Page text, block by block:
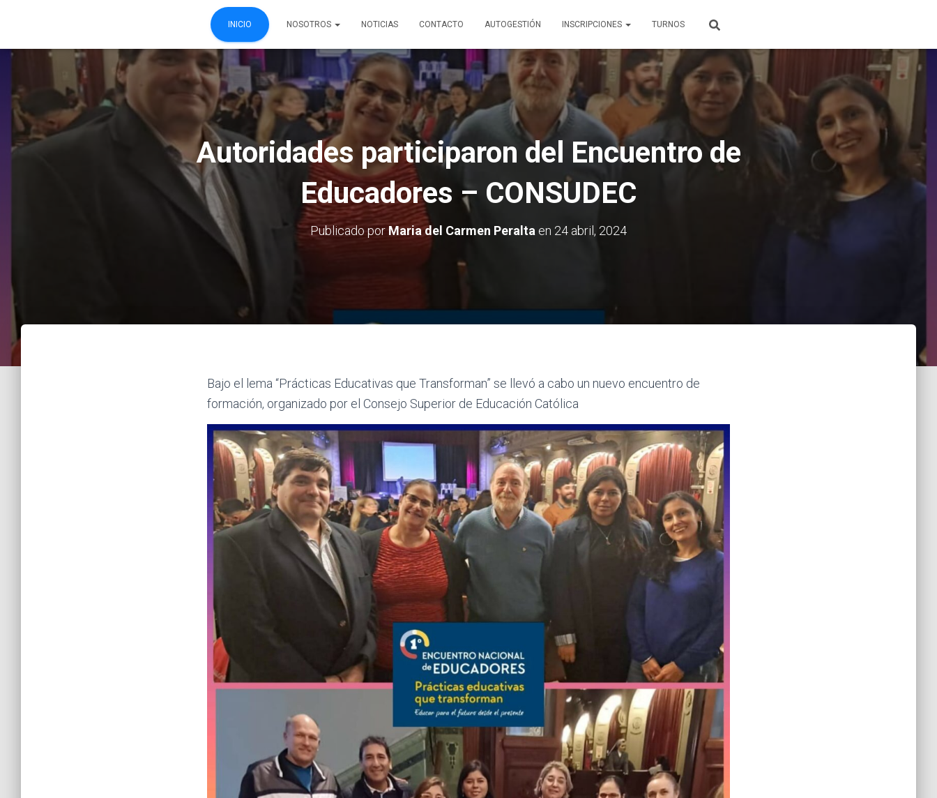
INICIO NOSOTROS NOTICIAS CONTACTO AUTOGESTIÓN INSCRIPCIONES TURNOS
Autoridades participaron del Encuentro de
Educadores – CONSUDEC
Publicado por Maria del Carmen Peralta en 24 abril, 2024
Bajo el lema “Prácticas Educativas que Transforman” se llevó a cabo un nuevo encuentro de
formación, organizado por el Consejo Superior de Educación Católica